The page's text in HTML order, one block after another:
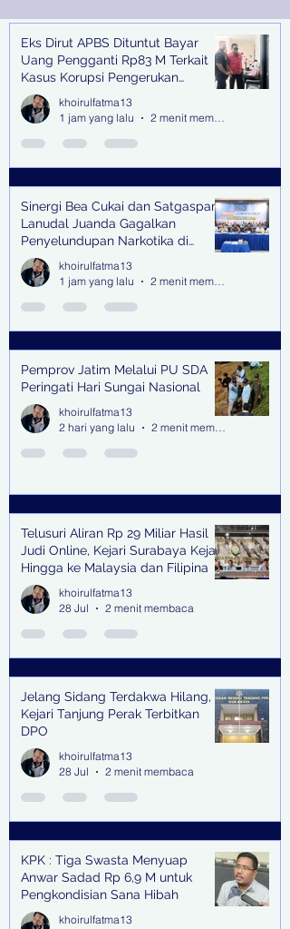
Recent Posts
Eks Dirut APBS Dituntut Bayar
Uang Pengganti Rp83 M Terkait
Kasus Korupsi Pengerukan
Tanjung Perak
khoirulfatma13
1 jam yang lalu
2 menit membaca
Sinergi Bea Cukai dan Satgaspam
Lanudal Juanda Gagalkan
Penyelundupan Narkotika di
Bandara Juanda
khoirulfatma13
1 jam yang lalu
2 menit membaca
Pemprov Jatim Melalui PU SDA
Peringati Hari Sungai Nasional
khoirulfatma13
2 hari yang lalu
2 menit membaca
Telusuri Aliran Rp 29 Miliar Hasil
Judi Online, Kejari Surabaya Kejar
Hingga ke Malaysia dan Filipina
khoirulfatma13
28 Jul
2 menit membaca
Jelang Sidang Terdakwa Hilang,
Kejari Tanjung Perak Terbitkan
DPO
khoirulfatma13
28 Jul
2 menit membaca
KPK : Tiga Swasta Menyuap
Anwar Sadad Rp 6,9 M untuk
Pengkondisian Sana Hibah
khoirulfatma13